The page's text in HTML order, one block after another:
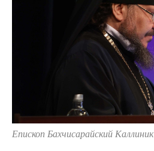
Епископ Бахчисарайский Каллиник